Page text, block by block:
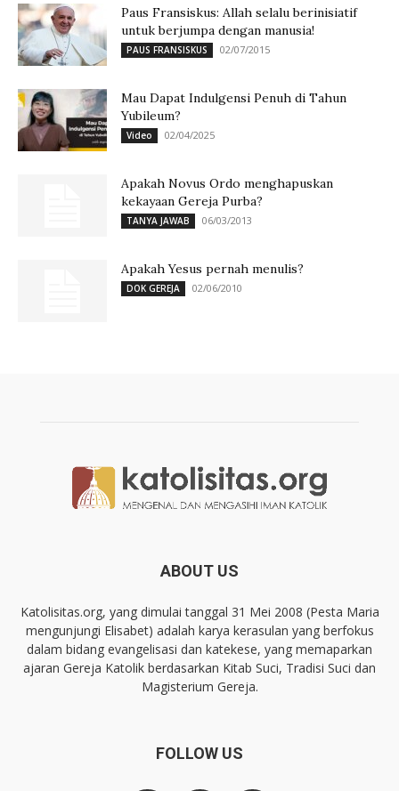
Paus Fransiskus: Allah selalu berinisiatif
untuk berjumpa dengan manusia!
PAUS FRANSISKUS 02/07/2015
Mau Dapat Indulgensi Penuh di Tahun
Yubileum?
Video 02/04/2025
Apakah Novus Ordo menghapuskan
kekayaan Gereja Purba?
TANYA JAWAB 06/03/2013
Apakah Yesus pernah menulis?
DOK GEREJA 02/06/2010
ABOUT US
Katolisitas.org, yang dimulai tanggal 31 Mei 2008 (Pesta Maria
mengunjungi Elisabet) adalah karya kerasulan yang berfokus
dalam bidang evangelisasi dan katekese, yang memaparkan
ajaran Gereja Katolik berdasarkan Kitab Suci, Tradisi Suci dan
Magisterium Gereja.
FOLLOW US